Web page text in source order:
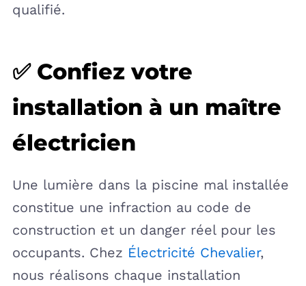
qualifié.
✅ Confiez votre
installation à un maître
électricien
Une lumière dans la piscine mal installée
constitue une infraction au code de
construction et un danger réel pour les
occupants. Chez Électricité Chevalier,
nous réalisons chaque installation